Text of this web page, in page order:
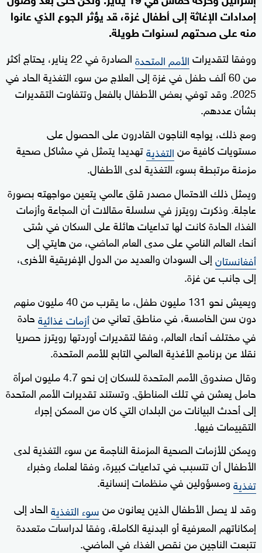
إمدادات الإغاثة إلى أطفال غزة، قد يؤثر الجوع الذي عانوا
منه على صحتهم لسنوات طويلة.
ووفقا لتقديراتالأمم المتحدة
الصادرة في 22 يناير، يحتاج أكثر
من 60 ألف طفل في غزة إلى العلاج من سوء التغذية الحاد في
2025. وقد توفي بعض الأطفال بالفعل وتتفاوت التقديرات
بشأن عددهم.
ومع ذلك، يواجه الناجون القادرون على الحصول على
مستويات كافية منالتغذيةتهديدا يتمثل في مشاكل صحية
مزمنة مرتبطة بسوء التغذية لدى الأطفال.
ويمثل ذلك الاحتمال مصدر قلق عالمي يتعين مواجهته بصورة
عاجلة. وذكرت رويترز في سلسلة مقالات أن المجاعة وأزمات
الغذاء الحادة كانت لها تداعيات هائلة على السكان في شتى
أنحاء العالم النامي على مدى العام الماضي، من هايتي إلى
أفغانستانإلى السودان والعديد من الدول الإفريقية الأخرى،
إلى جانب عن غزة.
ويعيش نحو 131 مليون طفل، ما يقرب من 40 مليون منهم
دون سن الخامسة، في مناطق تعاني منأزمات غذائيةحادة
في مختلف أنحاء العالم، وفقا لتقديرات أوردتها رويترز حصريا
نقلا عن برنامج الأغذية العالمي التابع للأمم المتحدة.
وقال صندوق الأمم المتحدة للسكان إن نحو 4.7 مليون امرأة
حامل يعشن في تلك المناطق. وتستند تقديرات الأمم المتحدة
إلى أحدث البيانات من البلدان التي كان من الممكن إجراء
التقييمات فيها.
ويمكن للأزمات الصحية المزمنة الناجمة عن سوء التغذية لدى
الأطفال أن تتسبب في تداعيات كبيرة، وفقا لعلماء وخبراء
تغذيةومسؤولين في منظمات إنسانية.
وقد لا يصل الأطفال الذين يعانون منسوء التغذيةالحاد إلى
إمكاناتهم المعرفية أو البدنية الكاملة، وفقا لدراسات متعددة
تتبعت الناجين من نقص الغذاء في الماضي.